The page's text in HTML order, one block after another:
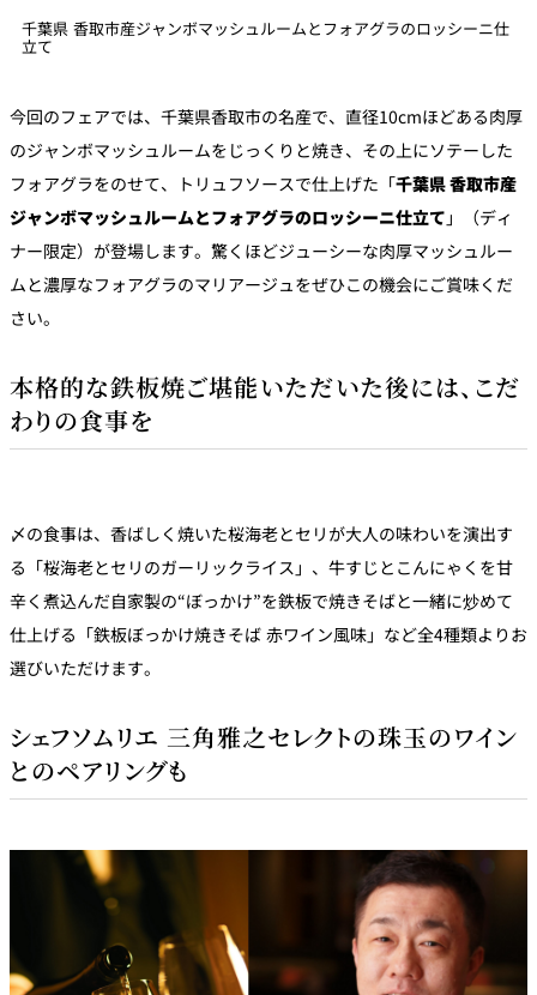
千葉県 香取市産ジャンボマッシュルームとフォアグラのロッシーニ仕
立て
今回のフェアでは、千葉県香取市の名産で、直径10cmほどある肉厚
のジャンボマッシュルームをじっくりと焼き、その上にソテーした
フォアグラをのせて、トリュフソースで仕上げた「千葉県 香取市産
ジャンボマッシュルームとフォアグラのロッシーニ仕立て 」（ディ
ナー限定）が登場します。驚くほどジューシーな肉厚マッシュルー
ムと濃厚なフォアグラのマリアージュをぜひこの機会にご賞味くだ
さい。
本格的な鉄板焼ご堪能いただいた後には、こだ
わりの食事を
〆の食事は、香ばしく焼いた桜海老とセリが大人の味わいを演出す
る「桜海老とセリのガーリックライス」、牛すじとこんにゃくを甘
辛く煮込んだ自家製の“ぼっかけ”を鉄板で焼きそばと一緒に炒めて
仕上げる「鉄板ぼっかけ焼きそば 赤ワイン風味」など全4種類よりお
選びいただけます。
シェフソムリエ 三角雅之セレクトの珠玉のワイン
とのペアリングも